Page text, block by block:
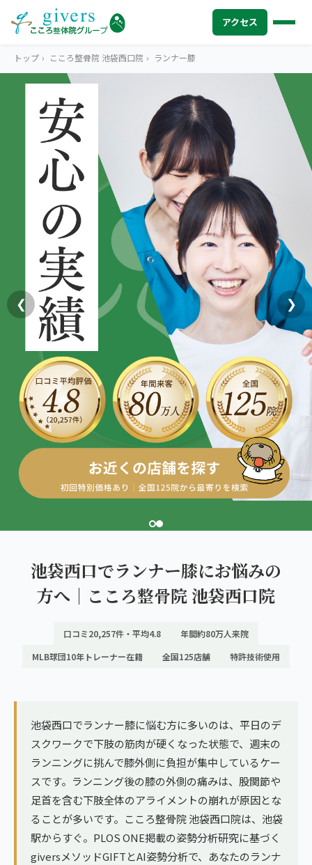
アクセス
HOME トップ
SYMPTOMS 症状から探す
腰痛
肩こり・首こり
四十肩・五十肩
膝痛・関節痛
股関節の痛み
産後の不調・体型の崩れ
骨盤の傾き・歪み
坐骨神経痛
ぎっくり腰
寝違え
姿勢矯正
疲労回復
ゴルフ
ヨガ・ピラティス
MENU メニューから探す
STORE 店舗一覧
AREA エリアから探す
北海道
札幌エリア（13院）
東北
仙台エリア（4院）
関東
池袋エリア（3院）
新宿エリア（3院）
高田馬場エリア（2院）
立川エリア（2院）
広島エリア（4院）
鹿児島エリア（3院）
→ エリア一覧（全11エリア）
ABOUT US 私たちについて
こころ整体院グループについて
初めての方へ
giversメソッドGIFT
研究・論文
医師・専門家からの推薦
メディア・実績
お知らせ
コラム
ご予約はこちら
OUR CONCEPT
とらわれないカラダを。
トップ › こころ整骨院 池袋西口院 › ランナー膝
❮ ❯
池袋西口でランナー膝にお悩みの
方へ｜こころ整骨院 池袋西口院
口コミ20,257件・平均4.8
年間約80万人来院
MLB球団10年トレーナー在籍
全国125店舗 特許技術使用
池袋西口でランナー膝に悩む方に多いのは、平日のデ
スクワークで下肢の筋肉が硬くなった状態で、週末の
ランニングに挑んで膝外側に負担が集中しているケー
スです。ランニング後の膝の外側の痛みは、股関節や
足首を含む下肢全体のアライメントの崩れが原因とな
ることが多いです。こころ整骨院 池袋西口院は、池袋
駅からすぐ。PLOS ONE掲載の姿勢分析研究に基づく
giversメソッドGIFTとAI姿勢分析で、あなたのランナ